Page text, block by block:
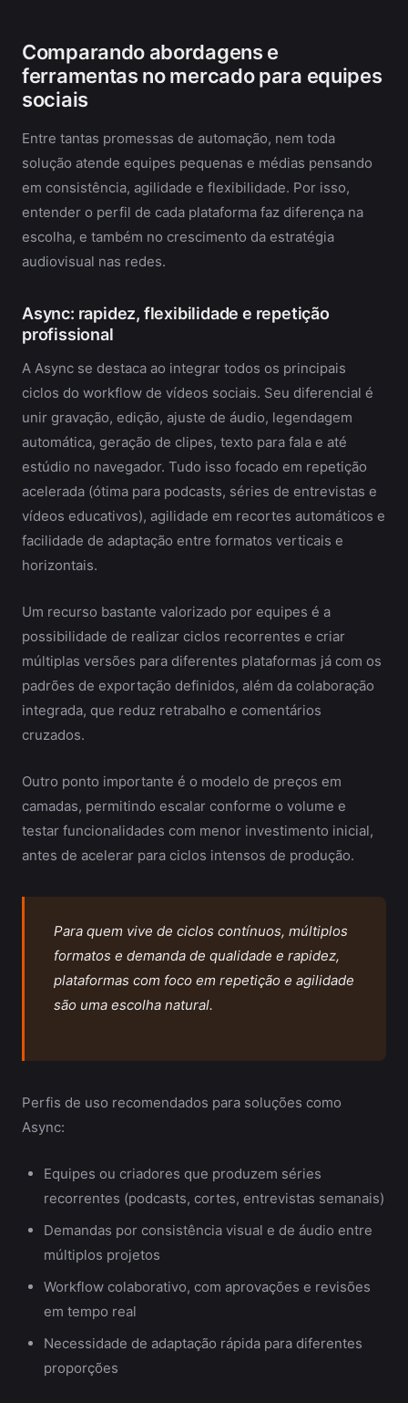
Comparando abordagens e
ferramentas no mercado para equipes
sociais
Entre tantas promessas de automação, nem toda
solução atende equipes pequenas e médias pensando
em consistência, agilidade e flexibilidade. Por isso,
entender o perfil de cada plataforma faz diferença na
escolha, e também no crescimento da estratégia
audiovisual nas redes.
Async: rapidez, flexibilidade e repetição
profissional
A Async se destaca ao integrar todos os principais
ciclos do workflow de vídeos sociais. Seu diferencial é
unir gravação, edição, ajuste de áudio, legendagem
automática, geração de clipes, texto para fala e até
estúdio no navegador. Tudo isso focado em repetição
acelerada (ótima para podcasts, séries de entrevistas e
vídeos educativos), agilidade em recortes automáticos e
facilidade de adaptação entre formatos verticais e
horizontais.
Um recurso bastante valorizado por equipes é a
possibilidade de realizar ciclos recorrentes e criar
múltiplas versões para diferentes plataformas já com os
padrões de exportação definidos, além da colaboração
integrada, que reduz retrabalho e comentários
cruzados.
Outro ponto importante é o modelo de preços em
camadas, permitindo escalar conforme o volume e
testar funcionalidades com menor investimento inicial,
antes de acelerar para ciclos intensos de produção.
Para quem vive de ciclos contínuos, múltiplos
formatos e demanda de qualidade e rapidez,
plataformas com foco em repetição e agilidade
são uma escolha natural.
Perfis de uso recomendados para soluções como
Async:
Equipes ou criadores que produzem séries
recorrentes (podcasts, cortes, entrevistas semanais)
Demandas por consistência visual e de áudio entre
múltiplos projetos
Workflow colaborativo, com aprovações e revisões
em tempo real
Necessidade de adaptação rápida para diferentes
proporções